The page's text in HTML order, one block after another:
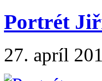
Portrét
27. apríl